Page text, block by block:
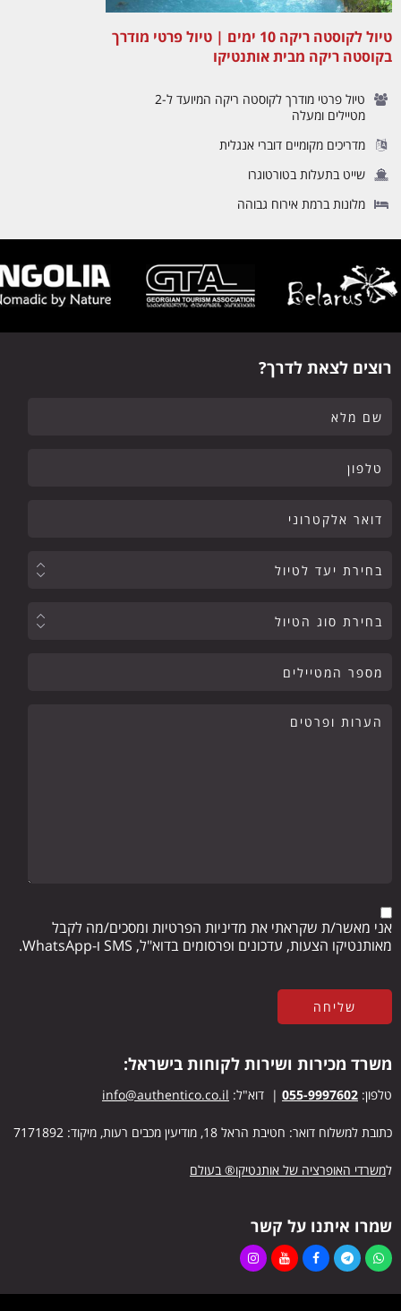
טיול לקוסטה ריקה 10 ימים | טיול פרטי מודרך
בקוסטה ריקה מבית אותנטיקו
טיול פרטי מודרך לקוסטה ריקה המיועד ל-2
מטיילים ומעלה
מדריכים מקומיים דוברי אנגלית
שייט בתעלות בטורטוגרו
מלונות ברמת אירוח גבוהה
רוצים לצאת לדרך?
אני מאשר/ת שקראתי את מדיניות הפרטיות ומסכים/מה לקבל
מאותנטיקו הצעות, עדכונים ופרסומים בדוא"ל, SMS ו-WhatsApp.
משרד מכירות ושירות לקוחות בישראל:
טלפון: 055-9997602 | דוא"ל: info@authentico.co.il
כתובת למשלוח דואר: חטיבת הראל 18, מודיעין מכבים רעות, מיקוד: 7171892
למשרדי האופרציה של אותנטיקו® בעולם
שמרו איתנו על קשר